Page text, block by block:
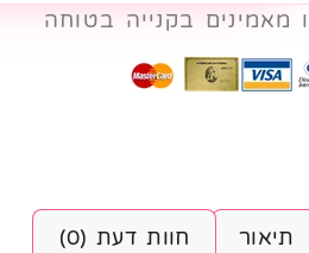
מאמינים בקנייה בטוחה
תיאור חוות דעת (0)